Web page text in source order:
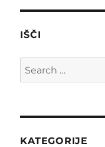
IŠČI
Search
for:
KATEGORIJE